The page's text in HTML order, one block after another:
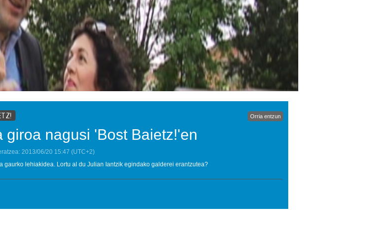
Orria entzun
giroa nagusi 'Bost Baietz!'en
2013/06/20 15:47 (UTC+2)
gaurko lehiakidea. Lortu al du Julian Iantzik egindako galderei erantzutea?